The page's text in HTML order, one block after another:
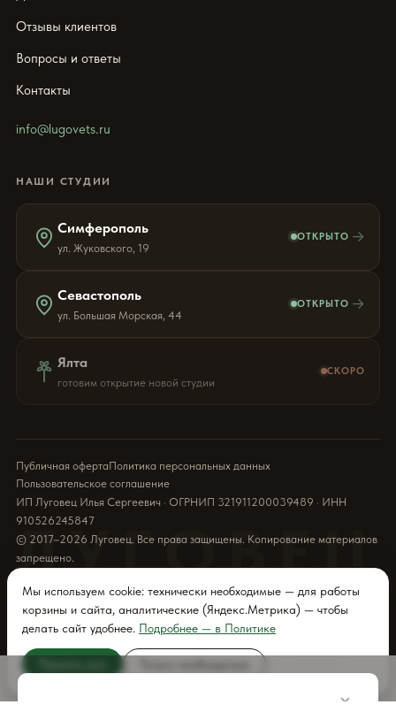
Отзывы клиентов
Вопросы и ответы
Контакты
info@lugovets.ru
НАШИ СТУДИИ
Симферополь
ул. Жуковского, 19
ОТКРЫТО →
Севастополь
ул. Большая Морская, 44
ОТКРЫТО →
Ялта
готовим открытие новой студии
СКОРО
Публичная офертаПолитика персональных данных
Пользовательское соглашение
ИП Луговец Илья Сергеевич · ОГРНИП 321911200039489 · ИНН
910526245847
© 2017–2026 Луговец. Все права защищены. Копирование материалов
запрещено.
ЛУГОВЕЦ
Мы используем cookie: технически необходимые — для работы
корзины и сайта, аналитические (Яндекс.Метрика) — чтобы
делать сайт удобнее. Подробнее — в Политике
×